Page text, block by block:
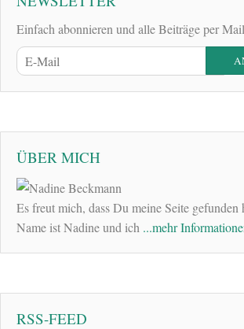
Einfach abonnieren und alle Beiträge per
ÜBER MICH
Es freut mich, dass Du meine Seite gefunden
Name ist Nadine und ich ...mehr
RSS-FEED